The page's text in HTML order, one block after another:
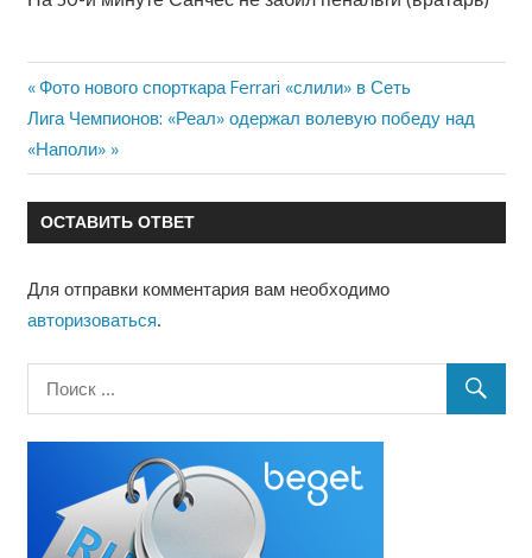
Навигация
по
записям
Предыдущая
запись:
Фото нового спорткара Ferrari «слили» в Сеть
Следующая
запись:
Лига Чемпионов: «Реал» одержал волевую победу над
«Наполи»
ОСТАВИТЬ ОТВЕТ
Для отправки комментария вам необходимо
авторизоваться.